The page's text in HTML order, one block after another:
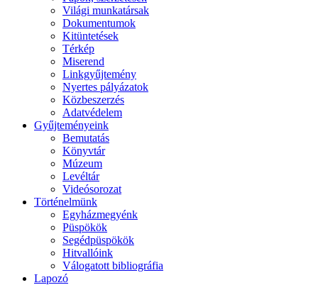
Világi munkatársak
Dokumentumok
Kitüntetések
Térkép
Miserend
Linkgyűjtemény
Nyertes pályázatok
Közbeszerzés
Adatvédelem
Gyűjteményeink
Bemutatás
Könyvtár
Múzeum
Levéltár
Videósorozat
Történelmünk
Egyházmegyénk
Püspökök
Segédpüspökök
Hitvallóink
Válogatott bibliográfia
Lapozó